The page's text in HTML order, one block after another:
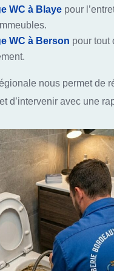
WC à Blaye pour
WC à Berson pour tout
nous permet de
d’intervenir avec une